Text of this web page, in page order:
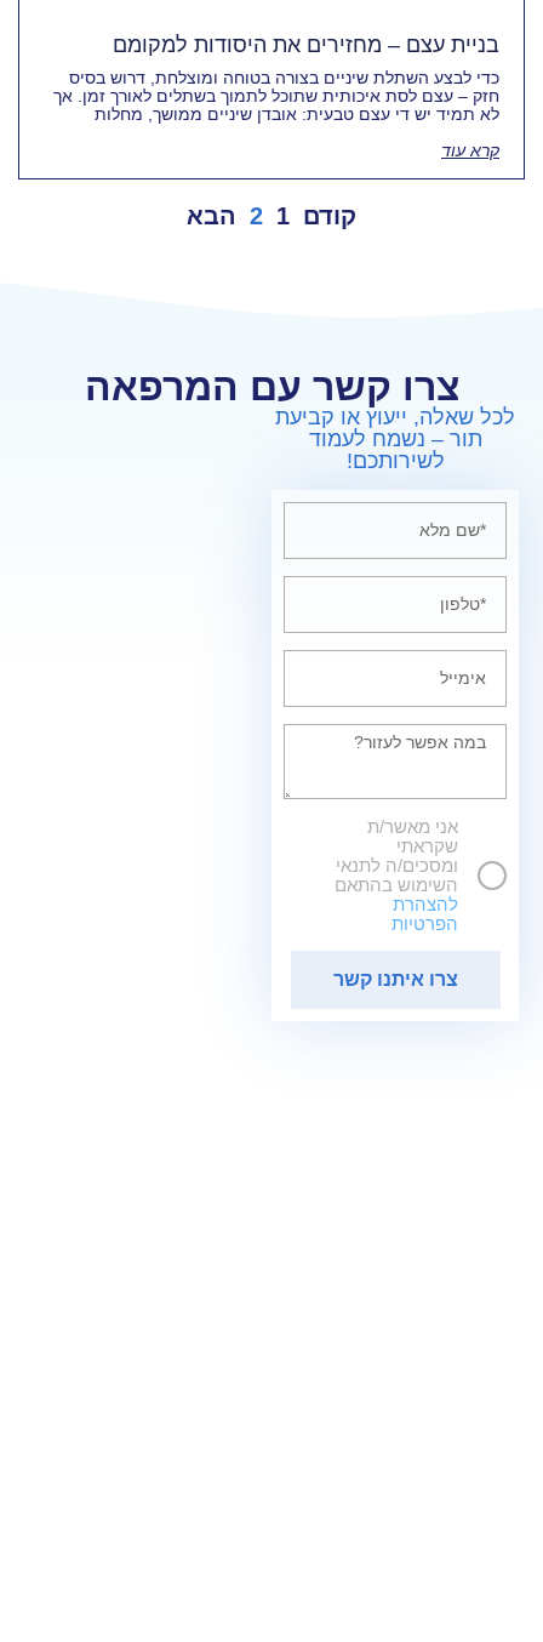
בניית עצם – מחזירים את היסודות למקומם
כדי לבצע השתלת שיניים בצורה בטוחה ומוצלחת, דרוש בסיס
חזק – עצם לסת איכותית שתוכל לתמוך בשתלים לאורך זמן. אך
לא תמיד יש די עצם טבעית: אובדן שיניים ממושך, מחלות
קרא עוד
קודם 1
2 הבא
צרו קשר עם המרפאה
לכל שאלה, ייעוץ או קביעת
תור – נשמח לעמוד
לשירותכם!
אני מאשר/ת
שקראתי
ומסכים/ה לתנאי
השימוש בהתאם
להצהרת
הפרטיות
צרו איתנו קשר